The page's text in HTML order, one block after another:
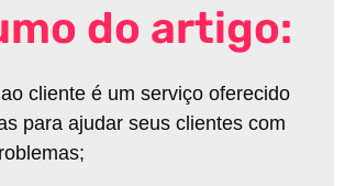
do artigo:
cliente é um serviço oferecido
para ajudar seus clientes com
;